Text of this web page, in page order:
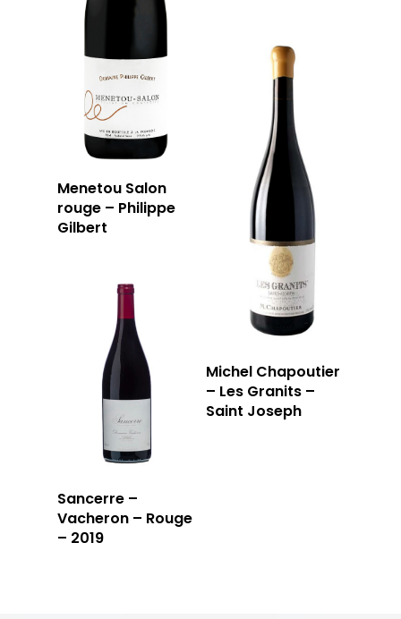
Menetou Salon
rouge – Philippe
Gilbert
Michel Chapoutier
– Les Granits –
Saint Joseph
Sancerre –
Vacheron – Rouge
– 2019